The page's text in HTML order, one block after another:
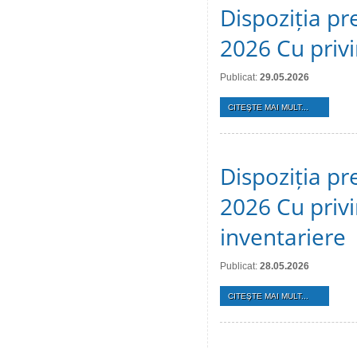
Dispoziția
2026 Cu
Publicat: 29.05.2026
CITEŞTE MAI MULT...
Dispoziția
2026 Cu
inventariere
Publicat: 28.05.2026
CITEŞTE MAI MULT...